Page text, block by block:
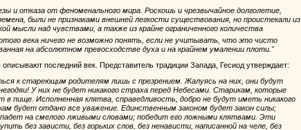
и отказа от феноменального мира. Роскошь и чрезвычайное долголетие,
были не признаками внешней легкости существования, но проистекали из
мысли над чувствами, а также из крайне ограниченного количества
века ничего не возможно понять, если не учитывать, что это чисто
на абсолютном превосходстве духа и на крайнем умалении плоти."
последний век. Представитель традиции Запада, Гесиод утверждает:
к стареющим родителям лишь с презрением. Жалуясь на них, они будут
У них не будет никакого страха перед Небесами. Старикам, которые
в пище. Исполненная клятва, справедливость, добро не будут иметь никакого
будет отдано все уважение. Единственным законом будет закон силы;
на смелого лживыми словами; победит его ложными клятвами. Эти
без зависти, без горьких слов, без ненависти, написанной на челе, без